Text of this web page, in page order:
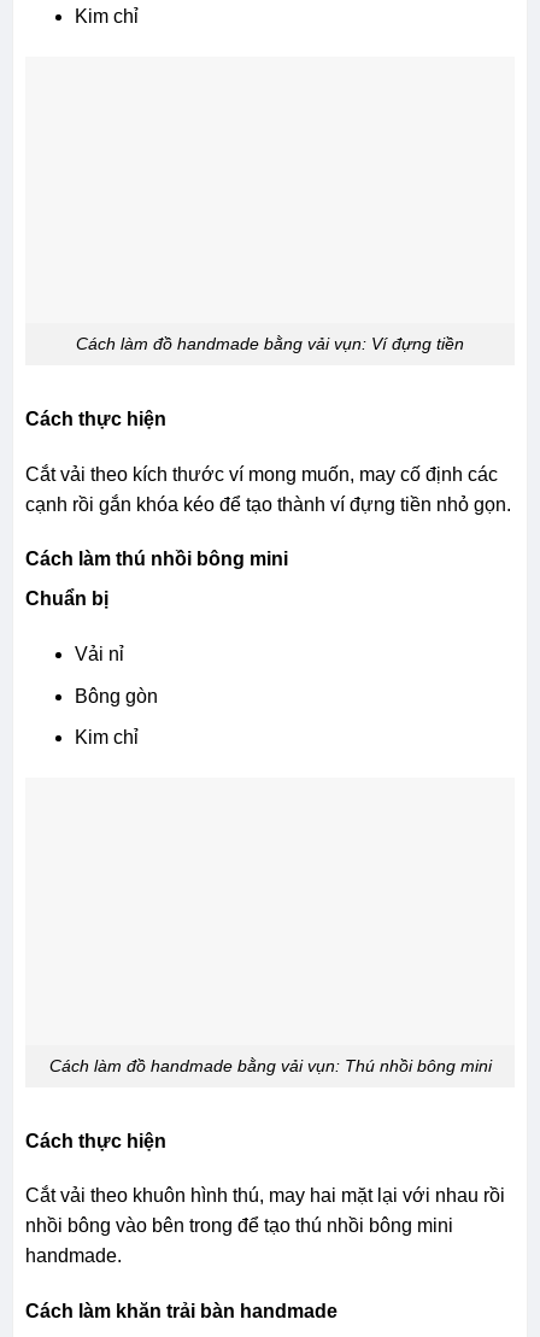
Kim chỉ
Cách làm đồ handmade bằng vải vụn: Ví đựng tiền
Cách thực hiện
Cắt vải theo kích thước ví mong muốn, may cố định các
cạnh rồi gắn khóa kéo để tạo thành ví đựng tiền nhỏ gọn.
Cách làm thú nhồi bông mini
Chuẩn bị
Vải nỉ
Bông gòn
Kim chỉ
Cách làm đồ handmade bằng vải vụn: Thú nhồi bông mini
Cách thực hiện
Cắt vải theo khuôn hình thú, may hai mặt lại với nhau rồi
nhồi bông vào bên trong để tạo thú nhồi bông mini
handmade.
Cách làm khăn trải bàn handmade